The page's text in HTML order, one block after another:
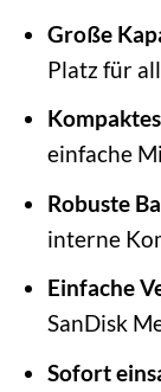
Große
Platz für
einfache
Robuste
interne
Einfache
SanDisk
Sofort